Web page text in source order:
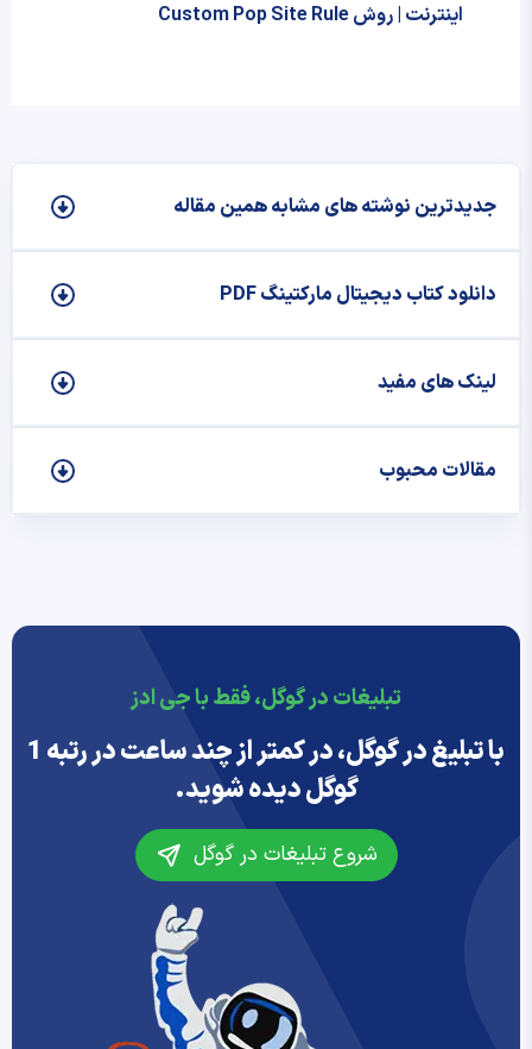
اینترنت | روش Custom Pop Site Rule
جدیدترین نوشته‌ های مشابه همین مقاله
دانلود کتاب دیجیتال مارکتینگ PDF
لینک های مفید
مقالات محبوب
تبلیغات در گوگل، فقط با جی ادز
با تبلیغ در گوگل، در کمتر از چند ساعت در رتبه 1
گوگل دیده شوید.
شروع تبلیغات در گوگل